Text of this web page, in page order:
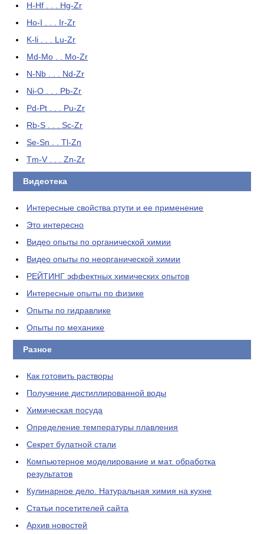
H-Hf . . . Hg-Zr
Ho-I . . . Ir-Zr
K-li . . . Lu-Zr
Md-Mo . . Mo-Zr
N-Nb . . . Nd-Zr
Ni-O . . . Pb-Zr
Pd-Pt . . . Pu-Zr
Rb-S . . . Sc-Zr
Se-Sn . . Tl-Zn
Tm-V . . . Zn-Zr
Видеотека
Интересные свойства ртути и ее применение
Это интересно
Видео опыты по органической химии
Видео опыты по неорганической химии
РЕЙТИНГ эффектных химических опытов
Интересные опыты по физике
Опыты по гидравлике
Опыты по механике
Разное
Как готовить растворы
Получение дистиллированной воды
Химическая посуда
Определение температуры плавления
Секрет булатной стали
Компьютерное моделирование и мат. обработка
результатов
Кулинарное дело. Натуральная химия на кухне
Статьи посетителей сайта
Архив новостей